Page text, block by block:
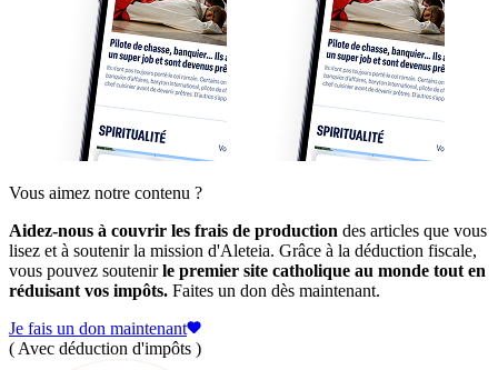
Vous aimez notre contenu ?
Aidez-nous à couvrir les frais de production des articles que vous
lisez et à soutenir la mission d'Aleteia. Grâce à la déduction fiscale,
vous pouvez soutenirle premier site catholique au monde tout en
réduisant vos impôts. Faites un don dès maintenant.
Je fais un don maintenant
( Avec déduction d'impôts )